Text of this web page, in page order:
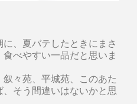
、夏バテしたときにまさ
べやすい一品だと思いま
々苑、平城苑、このあた
そう間違いはないかと思